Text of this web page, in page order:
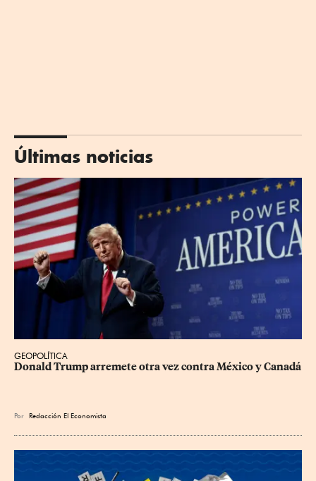
Últimas noticias
GEOPOLÍTICA
Donald Trump arremete otra vez contra México y Canadá
Por Redacción El Economista